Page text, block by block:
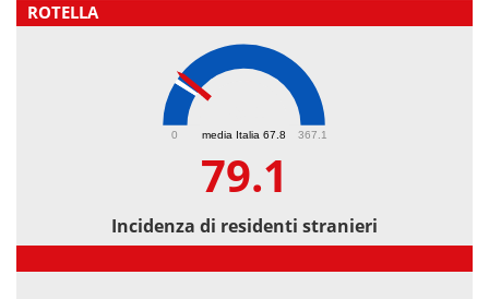
ROTELLA
media Italia 67.8
0 367.1
79.1
Incidenza di residenti stranieri